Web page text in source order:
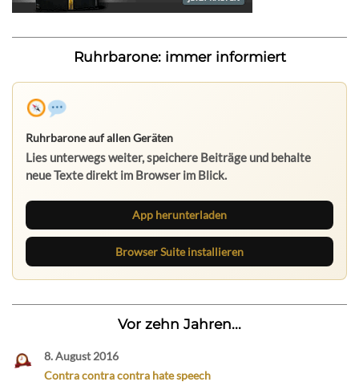
Ruhrbarone: immer informiert
Ruhrbarone auf allen Geräten
Lies unterwegs weiter, speichere Beiträge und behalte
neue Texte direkt im Browser im Blick.
App herunterladen
Browser Suite installieren
Vor zehn Jahren...
8. August 2016
Contra contra contra hate speech